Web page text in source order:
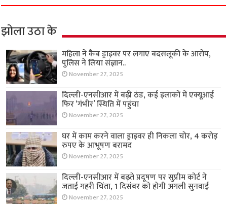
झोला उठा के
महिला ने कैब ड्राइवर पर लगाए बदसलूकी के आरोप,
पुलिस ने लिया संज्ञान..
November 27, 2025
दिल्ली-एनसीआर में बढ़ी ठंड, कई इलाकों में एक्यूआई
फिर ‘गंभीर’ स्थिति में पहुंचा
November 27, 2025
घर में काम करने वाला ड्राइवर ही निकला चोर, 4 करोड़
रुपए के आभूषण बरामद
November 27, 2025
दिल्ली-एनसीआर में बढ़ते प्रदूषण पर सुप्रीम कोर्ट ने
जताई गहरी चिंता, 1 दिसंबर को होगी अगली सुनवाई
November 27, 2025